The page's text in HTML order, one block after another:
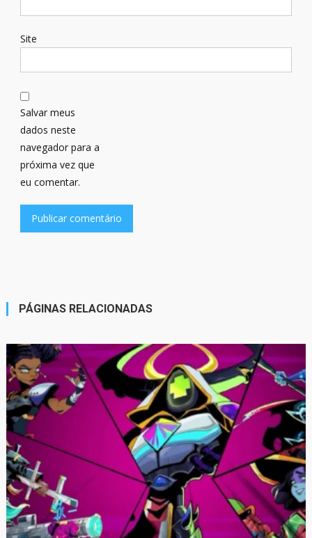
Site
Salvar meus
dados neste
navegador para a
próxima vez que
eu comentar.
PÁGINAS RELACIONADAS